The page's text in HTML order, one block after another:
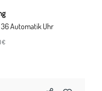
Automatik Uhr
€